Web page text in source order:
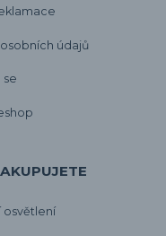
údajů
se
osvětlení